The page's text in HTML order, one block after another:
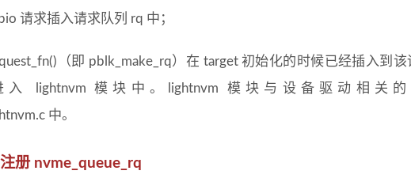
请求插入请求队列 rq 中；
（即 pblk_make_rq）在 target 初始化的时候已经插入到
lightnvm 模块中。lightnvm 模块与设备驱动相关
中。
册 nvme_queue_rq